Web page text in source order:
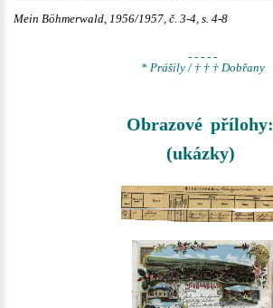
Mein Böhmerwald, 1956/1957, č. 3-4, s. 4-8
- - - - -
* Prášily / † † † Dobřany
Obrazové přílohy:
(ukázky)